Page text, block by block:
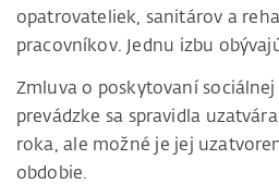
opatrovateliek, sanitárov a
pracovníkov. Jednu izbu
Zmluva o poskytovaní
prevádzke sa spravidla
roka, ale možné je jej
obdobie.